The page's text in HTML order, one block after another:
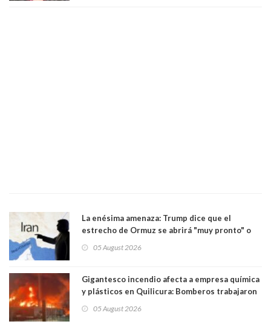
La enésima amenaza: Trump dice que el
estrecho de Ormuz se abrirá "muy pronto" o
05 August 2026
Gigantesco incendio afecta a empresa química
y plásticos en Quilicura: Bomberos trabajaron
05 August 2026